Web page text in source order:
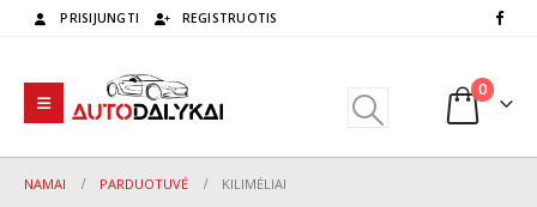
PRISIJUNGTI REGISTRUOTIS
0
NAMAI PARDUOTUVĖ KILIMĖLIAI